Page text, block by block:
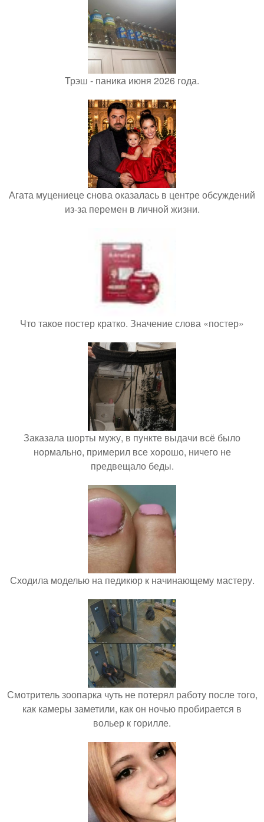
Трэш - паника июня 2026 года.
Агата муцениеце снова оказалась в центре обсуждений
из-за перемен в личной жизни.
Что такое постер кратко. Значение слова «постер»
Заказала шорты мужу, в пункте выдачи всё было
нормально, примерил все хорошо, ничего не
предвещало беды.
Сходила моделью на педикюр к начинающему мастеру.
Смотритель зоопарка чуть не потерял работу после того,
как камеры заметили, как он ночью пробирается в
вольер к горилле.